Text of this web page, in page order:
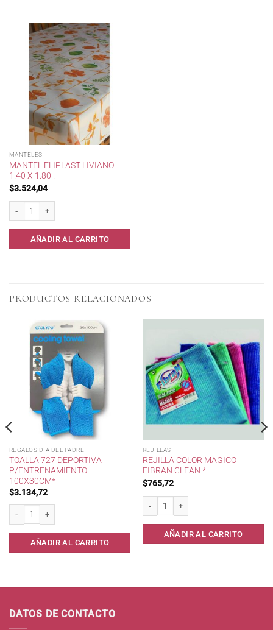
MANTELES
MANTEL ELIPLAST LIVIANO
1.40 X 1.80 .
$3.524,04
AÑADIR AL CARRITO
PRODUCTOS RELACIONADOS
REGALOS DIA DEL PADRE
TOALLA 727 DEPORTIVA
P/ENTRENAMIENTO
100X30CM*
$3.134,72
Toalla 727 Deportiva p/Entrenamiento 100x30cm* cantidad
AÑADIR AL CARRITO
REJILLAS
REJILLA COLOR MAGICO
FIBRAN CLEAN *
$765,72
Rejilla color Magico Fibran Clean *
AÑADIR AL CARRITO
DATOS DE CONTACTO